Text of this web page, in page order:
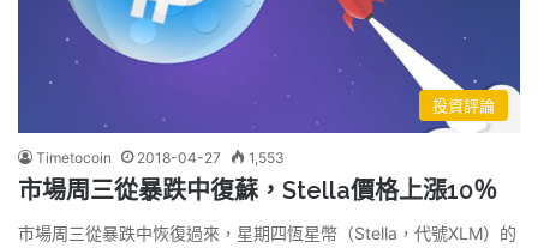
投資評論
Timetocoin 2018-04-27 1,553
市場周三從暴跌中復蘇，Stella價格上漲10％
市場周三從暴跌中恢復過來，星期四恆星幣（Stella，代號XLM）的